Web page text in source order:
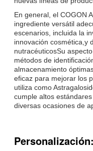
En general, el COGON
ingrediente versátil
escenarios, incluida la
innovación cosmética,y
nutracéuticosSu
métodos de
almacenamiento
eficaz para mejorar los
utiliza como
cumple altos
diversas ocasiones de
Personalización: